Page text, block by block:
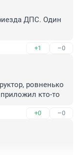
ДПС. Один
+1 –0
ровненько
кто-то
+0 –0